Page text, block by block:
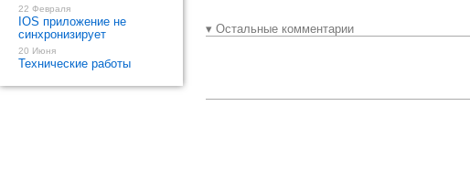
▾ Остальные комментарии
22 Февраля
IOS приложение не
синхронизирует
20 Июня
Технические работы